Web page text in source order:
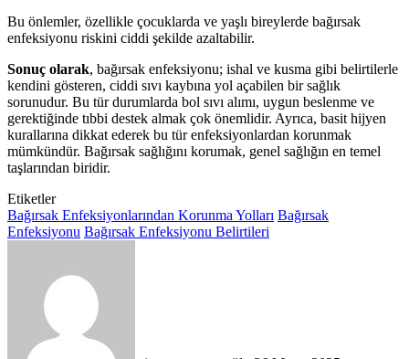
Bu önlemler, özellikle çocuklarda ve yaşlı bireylerde bağırsak
enfeksiyonu riskini ciddi şekilde azaltabilir.
Sonuç olarak, bağırsak enfeksiyonu; ishal ve kusma gibi belirtilerle
kendini gösteren, ciddi sıvı kaybına yol açabilen bir sağlık
sorunudur. Bu tür durumlarda bol sıvı alımı, uygun beslenme ve
gerektiğinde tıbbi destek almak çok önemlidir. Ayrıca, basit hijyen
kurallarına dikkat ederek bu tür enfeksiyonlardan korunmak
mümkündür. Bağırsak sağlığını korumak, genel sağlığın en temel
taşlarından biridir.
Etiketler
Bağırsak Enfeksiyonlarından Korunma Yolları Bağırsak
Enfeksiyonu Bağırsak Enfeksiyonu Belirtileri